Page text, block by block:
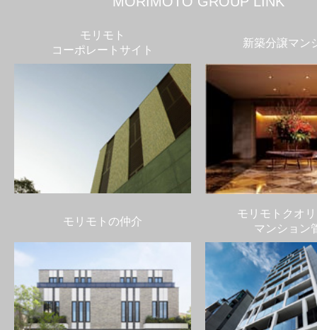
モリモト
コーポレートサイト
新築分譲マン
モリモトの仲介
モリモトクオ
マンション